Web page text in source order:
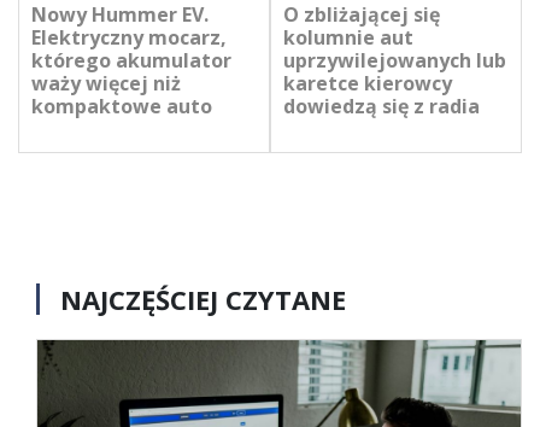
Nowy Hummer EV.
Elektryczny mocarz,
którego akumulator
waży więcej niż
kompaktowe auto
O zbliżającej się
kolumnie aut
uprzywilejowanych lub
karetce kierowcy
dowiedzą się z radia
NAJCZĘŚCIEJ CZYTANE